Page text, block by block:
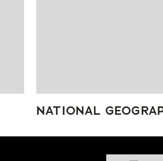
NATIONAL